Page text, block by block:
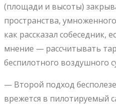
(площади и высоты)
пространства,
как рассказал собеседник,
мнение — рассчитывать
беспилотного воздушного
— Второй подход
врежется в пилотируемый